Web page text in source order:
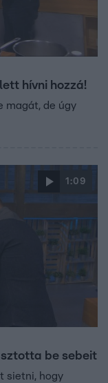
hívni hozzá!
magát, de úgy
1:09
be sebeit
sietni, hogy